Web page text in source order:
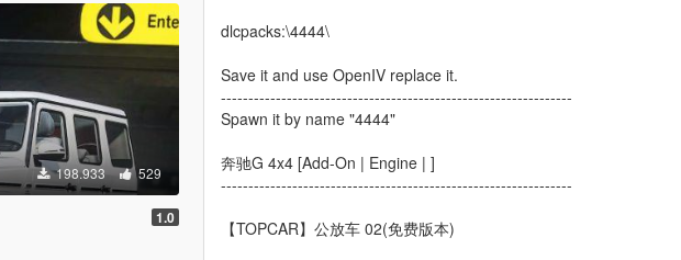
198.933 529
1.0
dlcpacks:\4444\
Save it and use OpenIV replace it.
----------------------------------------------------------------
Spawn it by name "4444"
奔驰G 4x4 [Add-On | Engine | ]
----------------------------------------------------------------
【TOPCAR】公放车 02(免费版本)